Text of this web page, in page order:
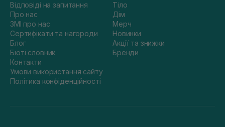
Відповіді на запитання
Про нас
ЗМІ про нас
Сертифікати та нагороди
Блог
Бюті словник
Контакти
Умови використання сайту
Політика конфіденційності
Тіло
Дім
Мерч
Новинки
Акції та знижки
Бренди